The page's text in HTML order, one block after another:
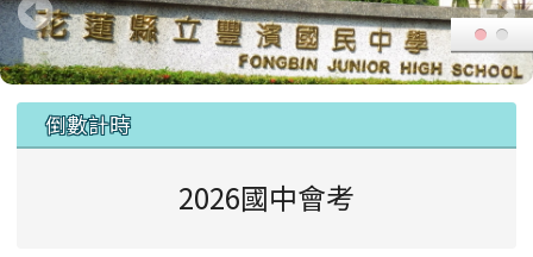
上中區域內容
倒數計時
2026國中會考
頁尾區域